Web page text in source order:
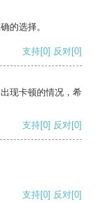
的选择。
支持[0] 反对[0]
现卡顿的情况，希
支持[0] 反对[0]
支持[0] 反对[0]